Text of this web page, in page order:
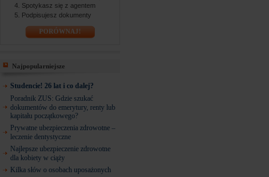
Spotykasz się z agentem
Podpisujesz dokumenty
PORÓWNAJ!
Najpopularniejsze
Studencie! 26 lat i co dalej?
Poradnik ZUS: Gdzie szukać
dokumentów do emerytury, renty lub
kapitału początkowego?
Prywatne ubezpieczenia zdrowotne –
leczenie dentystyczne
Najlepsze ubezpieczenie zdrowotne
dla kobiety w ciąży
Kilka słów o osobach uposażonych